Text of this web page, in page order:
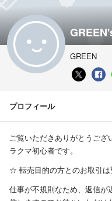
GREEN
プロフィール
ご覧いただきありがとうござ
ラクマ初心者です。
☆ 転売目的の方とのお取引は
仕事が不規則なため、返信が